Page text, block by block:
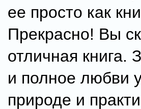
ее просто как
Прекрасно! Вы
отличная книга.
и полное любви
природе и